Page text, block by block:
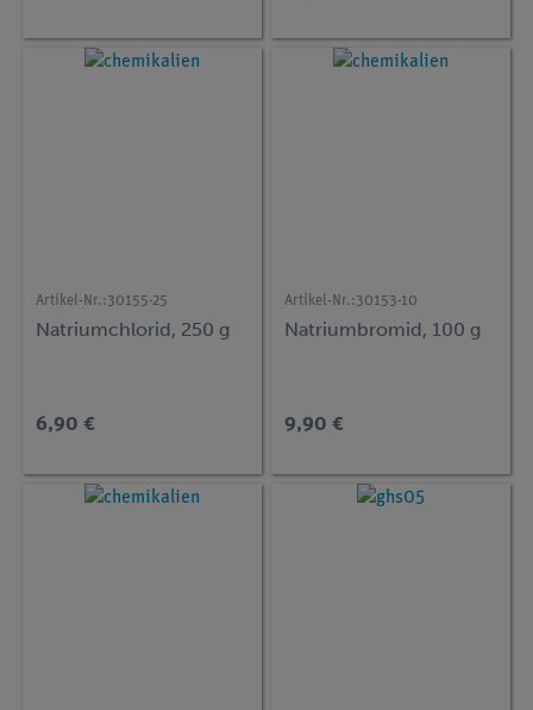
Artikel-Nr.:30155-25
Natriumchlorid, 250 g
6,90 €
Artikel-Nr.:30153-10
Natriumbromid, 100 g
9,90 €